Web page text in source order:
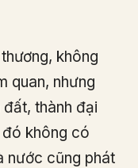
không
quan, nhưng
thành đại
không có
nước cũng phát